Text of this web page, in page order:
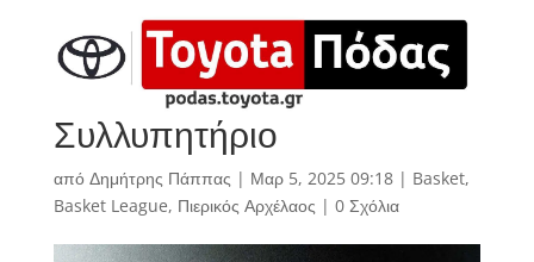
Συλλυπητήριο
από Δημήτρης Πάππας | Μαρ 5, 2025 09:18| Basket,
Basket League, Πιερικός Αρχέλαος | 0 Σχόλια